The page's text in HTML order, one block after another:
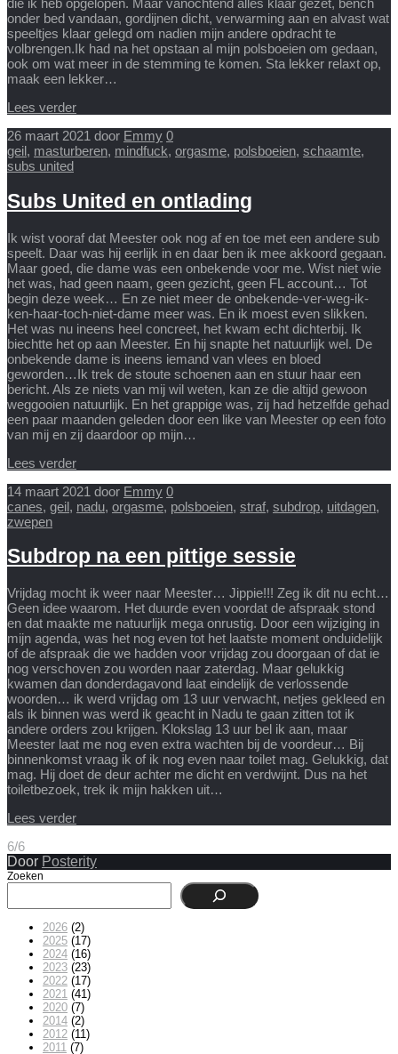
die ik heb opgelopen. Maar vanochtend alles klaar gezet, bench
onder bed vandaan, gordijnen dicht, verwarming aan en alvast wat
speeltjes klaar gelegd om nadien mijn andere opdracht te
volbrengen.Ik had na het opstaan al mijn polsboeien om gedaan,
ook om wat meer in de stemming te komen. Sta lekker relaxt op,
maak een lekker…
Lees verder
26 maart 2021 door Emmy 0
geil, masturberen, mindfuck, orgasme, polsboeien, schaamte,
subs united
Subs United en ontlading
Ik wist vooraf dat Meester ook nog af en toe met een andere sub
speelt. Daar was hij eerlijk in en daar ben ik mee akkoord gegaan.
Maar goed, die dame was een onbekende voor me. Wist niet wie
het was, had geen naam, geen gezicht, geen FL account… Tot
begin deze week… En ze niet meer de onbekende-ver-weg-ik-
ken-haar-toch-niet-dame meer was. En ik moest even slikken.
Het was nu ineens heel concreet, het kwam echt dichterbij. Ik
biechtte het op aan Meester. En hij snapte het natuurlijk wel. De
onbekende dame is ineens iemand van vlees en bloed
geworden…Ik trek de stoute schoenen aan en stuur haar een
bericht. Als ze niets van mij wil weten, kan ze die altijd gewoon
weggooien natuurlijk. En het grappige was, zij had hetzelfde gehad
een paar maanden geleden door een like van Meester op een foto
van mij en zij daardoor op mijn…
Lees verder
14 maart 2021 door Emmy 0
canes, geil, nadu, orgasme, polsboeien, straf, subdrop, uitdagen,
zwepen
Subdrop na een pittige sessie
Vrijdag mocht ik weer naar Meester… Jippie!!! Zeg ik dit nu echt…
Geen idee waarom. Het duurde even voordat de afspraak stond
en dat maakte me natuurlijk mega onrustig. Door een wijziging in
mijn agenda, was het nog even tot het laatste moment onduidelijk
of de afspraak die we hadden voor vrijdag zou doorgaan of dat ie
nog verschoven zou worden naar zaterdag. Maar gelukkig
kwamen dan donderdagavond laat eindelijk de verlossende
woorden… ik werd vrijdag om 13 uur verwacht, netjes gekleed en
als ik binnen was werd ik geacht in Nadu te gaan zitten tot ik
andere orders zou krijgen. Klokslag 13 uur bel ik aan, maar
Meester laat me nog even extra wachten bij de voordeur… Bij
binnenkomst vraag ik of ik nog even naar toilet mag. Gelukkig, dat
mag. Hij doet de deur achter me dicht en verdwijnt. Dus na het
toiletbezoek, trek ik mijn hakken uit…
Lees verder
6/6
Door Posterity
Zoeken
2026 (2)
2025 (17)
2024 (16)
2023 (23)
2022 (17)
2021 (41)
2020 (7)
2014 (2)
2012 (11)
2011 (7)